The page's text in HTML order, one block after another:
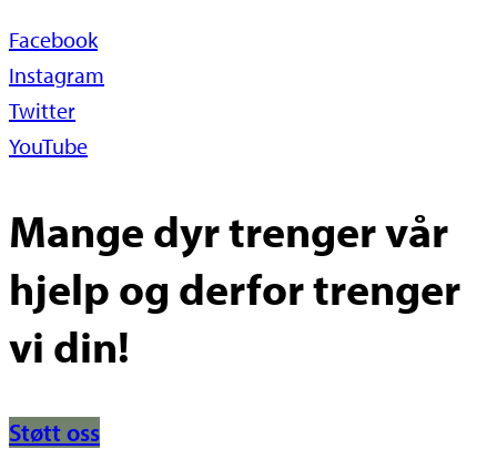
Facebook
Instagram
Twitter
YouTube
Mange dyr trenger vår
hjelp og derfor trenger
vi din!
Støtt oss